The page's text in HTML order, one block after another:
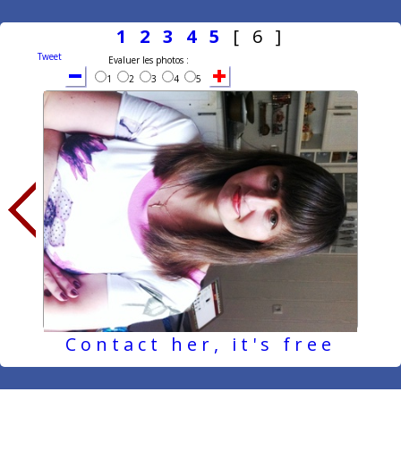
1 2 3 4 5 [ 6 ]
Tweet
Evaluer les photos :
1
2 3 4 5
Contact her, it's free